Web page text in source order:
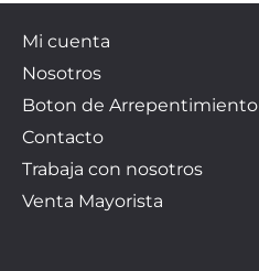
Mi cuenta
Nosotros
Boton de Arrepentimiento
Contacto
Trabaja con nosotros
Venta Mayorista